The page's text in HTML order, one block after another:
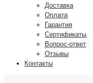
Доставка
Оплата
Гарантия
Сертификаты
Вопрос-ответ
Отзывы
Контакты